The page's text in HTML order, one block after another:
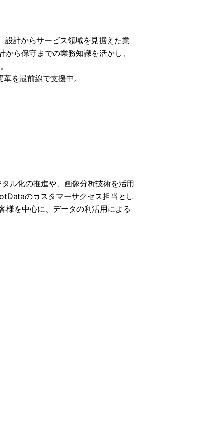
計からサービス領域を見据えた業
ら保守までの業務知識を活かし、
を最前線で支援中。
ル化の推進や、画像分析技術を活用
のカスタマーサクセス担当とし
様を中心に、データの利活用による